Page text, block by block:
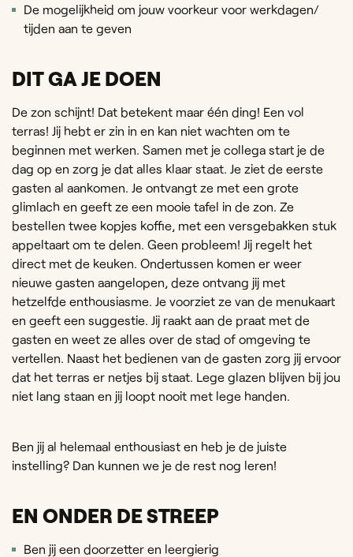
De mogelijkheid om jouw voorkeur voor werkdagen/
tijden aan te geven
DIT GA JE DOEN
De zon schijnt! Dat betekent maar één ding! Een vol
terras! Jij hebt er zin in en kan niet wachten om te
beginnen met werken. Samen met je collega start je de
dag op en zorg je dat alles klaar staat. Je ziet de eerste
gasten al aankomen. Je ontvangt ze met een grote
glimlach en geeft ze een mooie tafel in de zon. Ze
bestellen twee kopjes koffie, met een versgebakken stuk
appeltaart om te delen. Geen probleem! Jij regelt het
direct met de keuken. Ondertussen komen er weer
nieuwe gasten aangelopen, deze ontvang jij met
hetzelfde enthousiasme. Je voorziet ze van de menukaart
en geeft een suggestie. Jij raakt aan de praat met de
gasten en weet ze alles over de stad of omgeving te
vertellen. Naast het bedienen van de gasten zorg jij ervoor
dat het terras er netjes bij staat. Lege glazen blijven bij jou
niet lang staan en jij loopt nooit met lege handen.
Ben jij al helemaal enthousiast en heb je de juiste
instelling? Dan kunnen we je de rest nog leren!
EN ONDER DE STREEP
Ben jij een doorzetter en leergierig